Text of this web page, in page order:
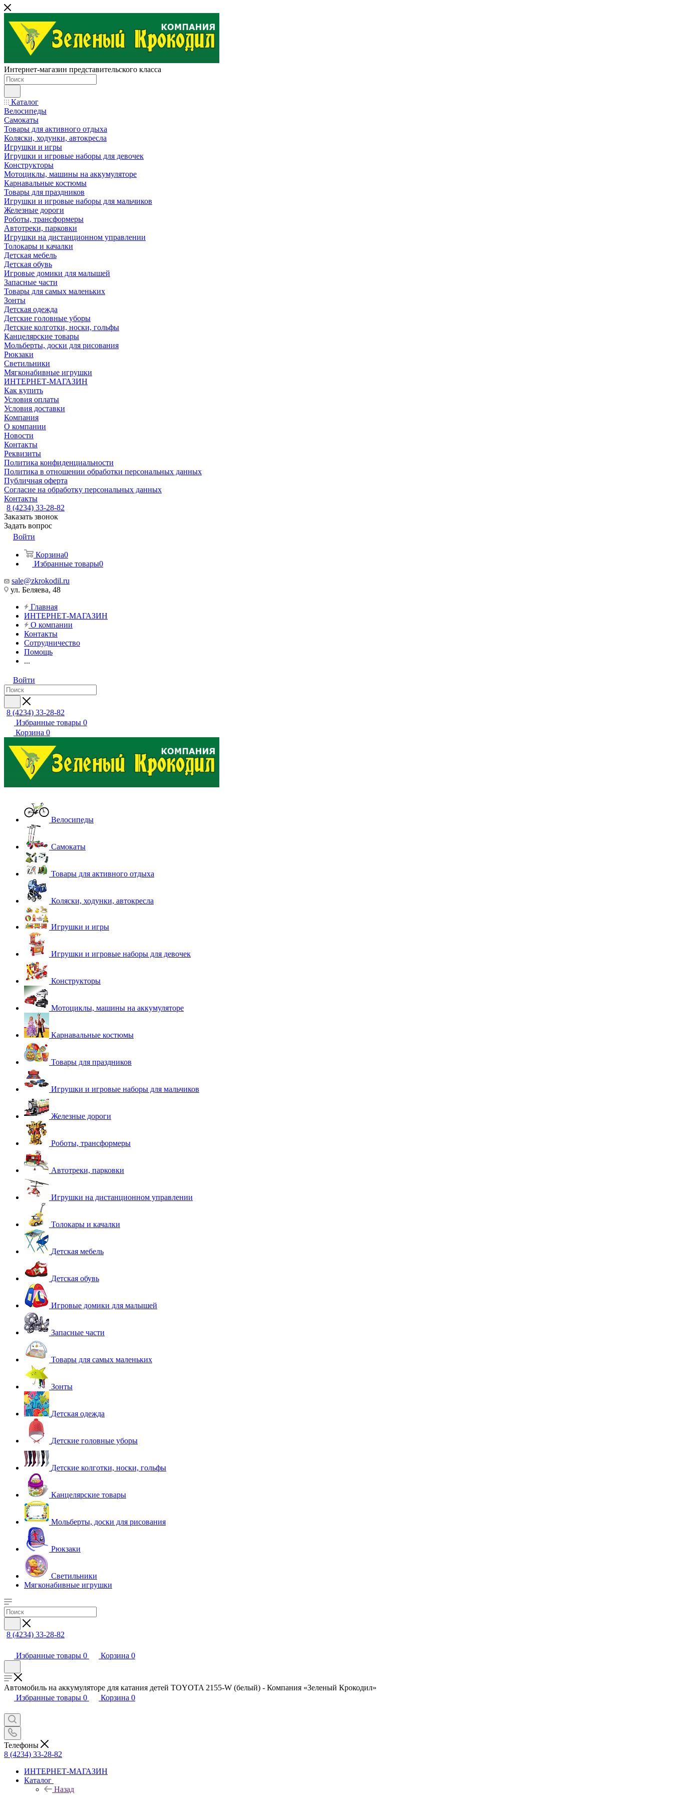
Интернет-магазин представительского класса
Каталог
Велосипеды
Самокаты
Товары для активного отдыха
Коляски, ходунки, автокресла
Игрушки и игры
Игрушки и игровые наборы для девочек
Конструкторы
Мотоциклы, машины на аккумуляторе
Карнавальные костюмы
Товары для праздников
Игрушки и игровые наборы для мальчиков
Железные дороги
Роботы, трансформеры
Автотреки, парковки
Игрушки на дистанционном управлении
Толокары и качалки
Детская мебель
Детская обувь
Игровые домики для малышей
Запасные части
Товары для самых маленьких
Зонты
Детская одежда
Детские головные уборы
Детские колготки, носки, гольфы
Канцелярские товары
Мольберты, доски для рисования
Рюкзаки
Светильники
Мягконабивные игрушки
ИНТЕРНЕТ-МАГАЗИН
Как купить
Условия оплаты
Условия доставки
Компания
О компании
Новости
Контакты
Реквизиты
Политика конфиденциальности
Политика в отношении обработки персональных данных
Публичная оферта
Согласие на обработку персональных данных
Контакты
8 (4234) 33-28-82
Заказать звонок
Задать вопрос
Войти
Корзина0
Избранные товары0
sale@zkrokodil.ru
ул. Беляева, 48
Главная
ИНТЕРНЕТ-МАГАЗИН
О компании
Контакты
Сотрудничество
Помощь
...
Войти
8 (4234) 33-28-82
Избранные товары 0
Корзина 0
Велосипеды
Самокаты
Товары для активного отдыха
Коляски, ходунки, автокресла
Игрушки и игры
Игрушки и игровые наборы для девочек
Конструкторы
Мотоциклы, машины на аккумуляторе
Карнавальные костюмы
Товары для праздников
Игрушки и игровые наборы для мальчиков
Железные дороги
Роботы, трансформеры
Автотреки, парковки
Игрушки на дистанционном управлении
Толокары и качалки
Детская мебель
Детская обувь
Игровые домики для малышей
Запасные части
Товары для самых маленьких
Зонты
Детская одежда
Детские головные уборы
Детские колготки, носки, гольфы
Канцелярские товары
Мольберты, доски для рисования
Рюкзаки
Светильники
Мягконабивные игрушки
8 (4234) 33-28-82
Избранные товары 0 Корзина 0
Автомобиль на аккумуляторе для катания детей TOYOTA 2155-W (белый) - Компания «Зеленый Крокодил»
Избранные товары 0 Корзина 0
Телефоны
8 (4234) 33-28-82
ИНТЕРНЕТ-МАГАЗИН
Каталог
Назад